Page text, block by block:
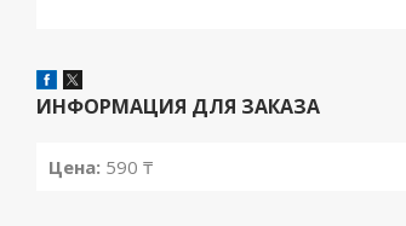
ИНФОРМАЦИЯ ДЛЯ ЗАКАЗА
Цена: 590 ₸